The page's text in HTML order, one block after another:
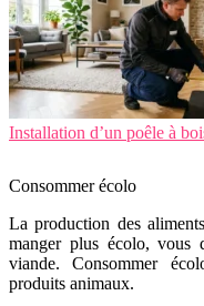
Installation d’un poêle à
Consommer écolo
La production des
manger plus écolo, vous
viande. Consommer
produits animaux.